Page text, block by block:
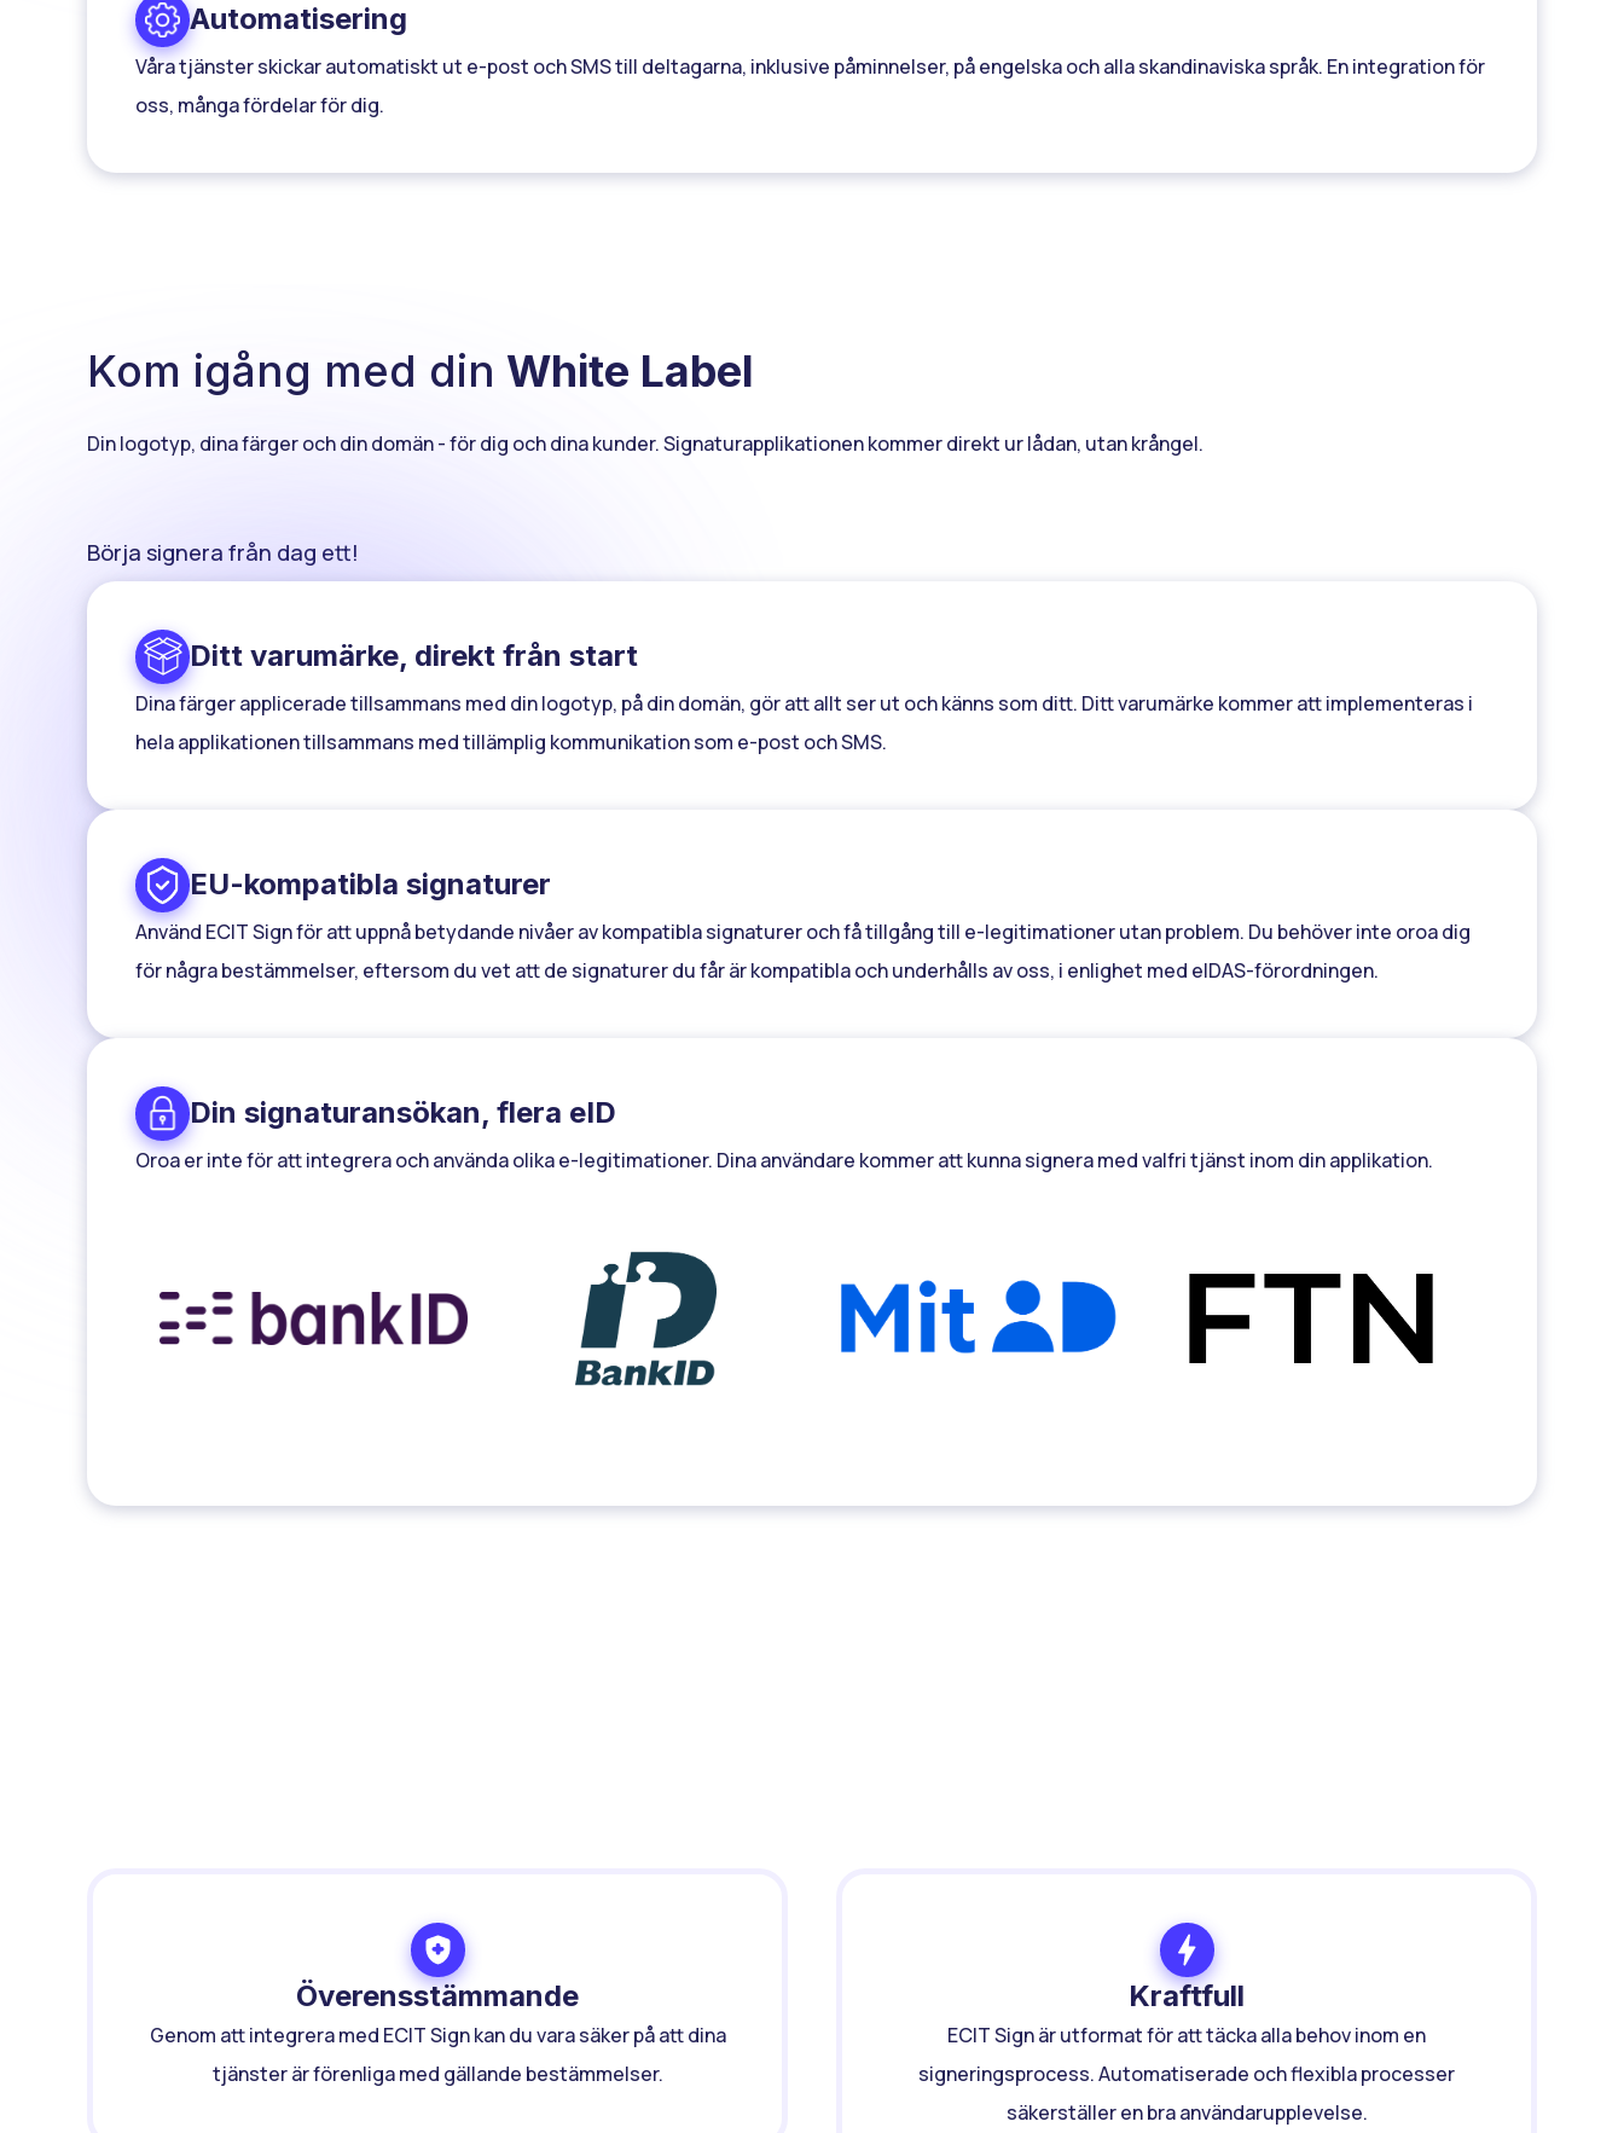
Automatisering
Våra tjänster skickar automatiskt ut e-post och SMS till deltagarna, inklusive påminnelser, på engelska och alla skandinaviska språk. En integration för
oss, många fördelar för dig.
Kom igång med din White Label
Din logotyp, dina färger och din domän - för dig och dina kunder. Signaturapplikationen kommer direkt ur lådan, utan krångel.
Börja signera från dag ett!
Ditt varumärke, direkt från start
Dina färger applicerade tillsammans med din logotyp, på din domän, gör att allt ser ut och känns som ditt. Ditt varumärke kommer att implementeras i
hela applikationen tillsammans med tillämplig kommunikation som e-post och SMS.
En integration, flera e-legitimationer
Oroa dig inte för att integrera till flera eID-tjänster och förstå deras API: er, det är allt som tas om hand i vår integration. Dina användare kommer
EU-kompatibla signaturer
Använd ECIT Sign för att uppnå betydande nivåer av kompatibla signaturer och få tillgång till e-legitimationer utan problem. Du behöver inte oroa dig
för några bestämmelser, eftersom du vet att de signaturer du får är kompatibla och underhålls av oss, i enlighet med eIDAS-förordningen.
Din signaturansökan, flera eID
Oroa er inte för att integrera och använda olika e-legitimationer. Dina användare kommer att kunna signera med valfri tjänst inom din applikation.
Överensstämmande
Genom att integrera med ECIT Sign kan du vara säker på att dina
tjänster är förenliga med gällande bestämmelser.
Kraftfull
ECIT Sign är utformat för att täcka alla behov inom en
signeringsprocess. Automatiserade och flexibla processer
säkerställer en bra användarupplevelse.